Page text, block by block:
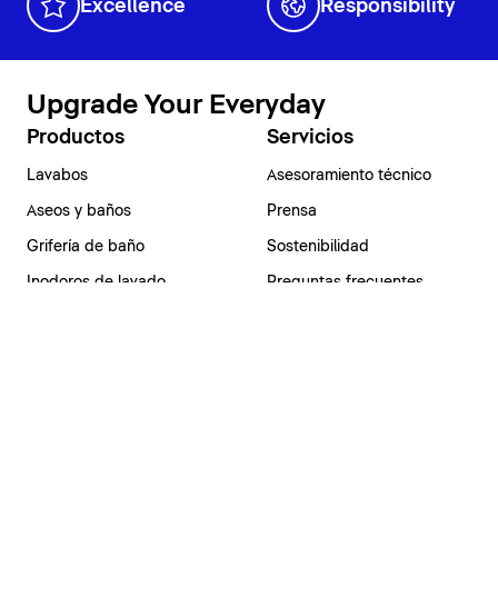
Excellence Responsibility
Upgrade Your Everyday
Productos
Lavabos
Aseos y baños
Grifería de baño
Inodoros de lavado
Servicios
Asesoramiento técnico
Prensa
Sostenibilidad
Preguntas frecuentes